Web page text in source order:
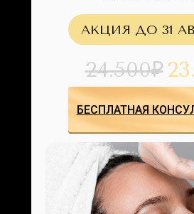
24.500₽
БЕСПЛАТНАЯ
АКЦИЯ ДО 31